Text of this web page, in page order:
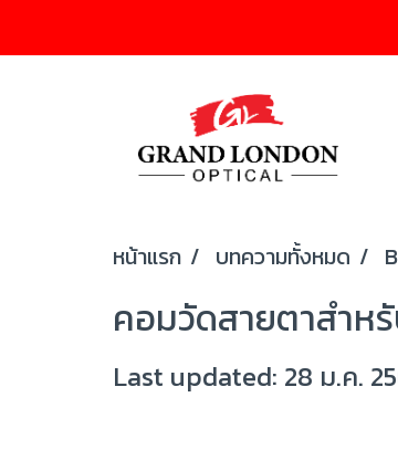
หน้าแรก บทความทั้งหมด
คอมวัดสายตาสำห
Last updated: 28 ม.ค.